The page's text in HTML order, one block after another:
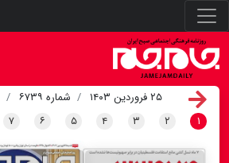
۲۵ فروردین ۱۴۰۳ شماره ۶۷۳۹
۱
۲ ۳ ۴ ۵ ۶ ۷